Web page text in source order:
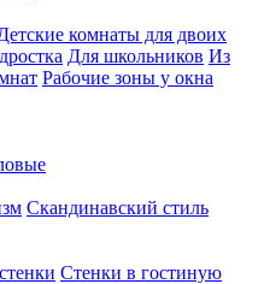
комнаты для двоих
Для школьников Из
Рабочие зоны у окна
Скандинавский стиль
Стенки в гостиную